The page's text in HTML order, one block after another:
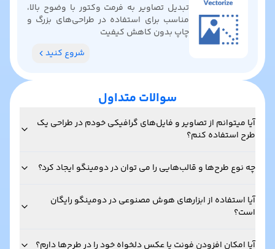
تبدیل تصاویر به فرمت وکتور با وضوح بالا،
مناسب برای استفاده در طراحی‌های بزرگ و
چاپ بدون کاهش کیفیت
شروع کنید
سوالات متداول
آیا میتوانم از تصاویر و فایل‌های گرافیکی خودم در طراحی یک
طرح استفاده کنم؟
چه نوع طرح‌ها و قالب‌هایی را می توان در دومینگو ایجاد کرد؟
آیا استفاده از ابزارهای هوش مصنوعی در دومینگو رایگان
است؟
آیا امکان افزودن فونت یا عکس دلخواه خود را در طرح‌ها دارم؟